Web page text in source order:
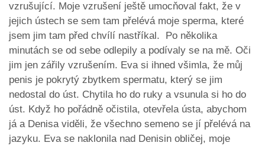
vzrušující. Moje vzrušení ještě umocňoval fakt, že v
jejich ústech se sem tam přelévá moje sperma, které
jsem jim tam před chvílí nastříkal. Po několika
minutách se od sebe odlepily a podívaly se na mě. Oči
jim jen zářily vzrušením. Eva si ihned všimla, že můj
penis je pokrytý zbytkem spermatu, který se jim
nedostal do úst. Chytila ho do ruky a vsunula si ho do
úst. Když ho pořádně očistila, otevřela ústa, abychom
já a Denisa viděli, že všechno semeno se jí přelévá na
jazyku. Eva se naklonila nad Denisin obličej, moje